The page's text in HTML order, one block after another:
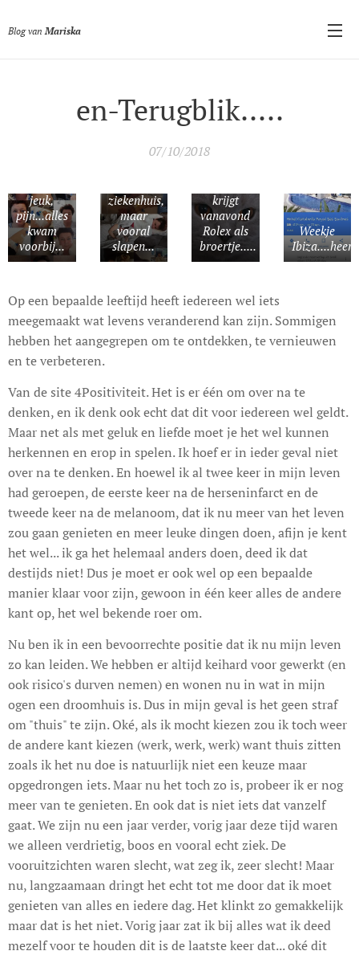
Blog van Mariska
en-Terugblik.....
07/10/2018
jeuk,
pijn...alles
kwam
voorbij...
ziekenhuis,
maar
vooral
slapen...
krijgt
vanavond
Rolex als
broertje.....
Weekje
Op een bepaalde leeftijd heeft iedereen wel iets
meegemaakt wat levens veranderend kan zijn. Sommigen
hebben het aangegrepen om te ontdekken, te vernieuwen
en te verbeteren.
Van de site 4Positiviteit. Het is er één om over na te
denken, en ik denk ook echt dat dit voor iedereen wel geldt.
Maar net als met geluk en liefde moet je het wel kunnen
herkennen en erop in spelen. Ik hoef er in ieder geval niet
over na te denken. En hoewel ik al twee keer in mijn leven
had geroepen, de eerste keer na de herseninfarct en de
tweede keer na de melanoom, dat ik nu meer van het leven
zou gaan genieten en meer leuke dingen doen, afijn je kent
het wel... ik ga het helemaal anders doen, deed ik dat
destijds niet! Dus je moet er ook wel op een bepaalde
manier klaar voor zijn, gewoon in één keer alles de andere
kant op, het wel bekende roer om.
Nu ben ik in een bevoorrechte positie dat ik nu mijn leven
zo kan leiden. We hebben er altijd keihard voor gewerkt (en
ook risico's durven nemen) en wonen nu in wat in mijn
ogen een droomhuis is. Dus in mijn geval is het geen straf
om "thuis" te zijn. Oké, als ik mocht kiezen zou ik toch weer
de andere kant kiezen (werk, werk, werk) want thuis zitten
zoals ik het nu doe is natuurlijk niet een keuze maar
opgedrongen iets. Maar nu het toch zo is, probeer ik er nog
meer van te genieten. En ook dat is niet iets dat vanzelf
gaat. We zijn nu een jaar verder, vorig jaar deze tijd waren
we alleen verdrietig, boos en vooral echt ziek. De
vooruitzichten waren slecht, wat zeg ik, zeer slecht! Maar
nu, langzaamaan dringt het echt tot me door dat ik moet
genieten van alles en iedere dag. Het klinkt zo gemakkelijk
maar dat is het niet. Vorig jaar zat ik bij alles wat ik deed
mezelf voor te houden dit is de laatste keer dat... oké dit